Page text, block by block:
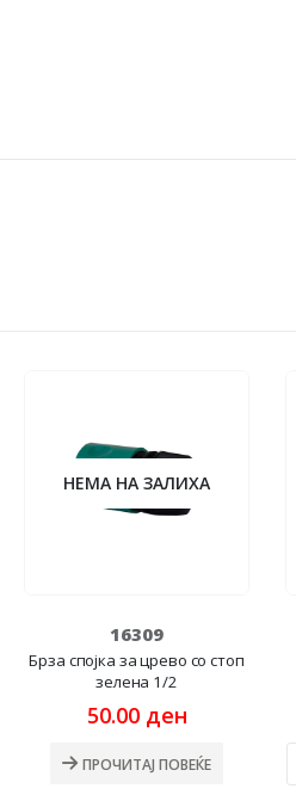
ден.
НЕМА НА ЗАЛИХА
16309
Брза спојка за црево со стоп
зелена 1/2
50.00 ден
ПРОЧИТАЈ ПОВЕЌЕ